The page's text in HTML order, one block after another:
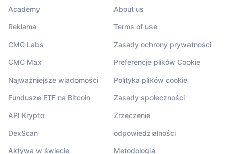
Academy
Reklama
CMC Labs
CMC Max
Najważniejsze wiadomości
Fundusze ETF na Bitcoin
API Krypto
DexScan
Aktywa w świecie
About us
Terms of use
Zasady ochrony prywatności
Preferencje plików Cookie
Polityka plików cookie
Zasady społeczności
Zrzeczenie
odpowiedzialności
Metodologia